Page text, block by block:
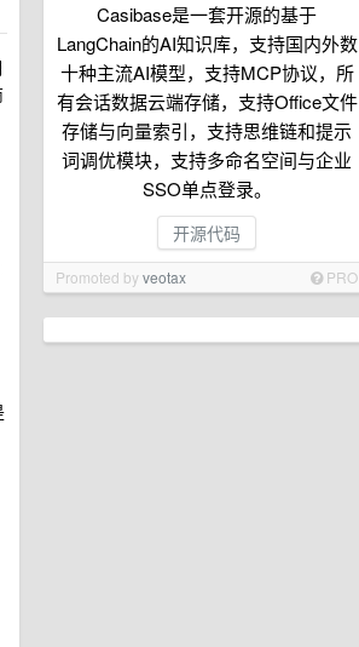
Casibase是一套开源的基于
LangChain的AI知识库，支持国内外数
十种主流AI模型，支持MCP协议，所
有会话数据云端存储，支持Office文件
存储与向量索引，支持思维链和提示
词调优模块，支持多命名空间与企业
SSO单点登录。
开源代码
Promoted byveotax PRO